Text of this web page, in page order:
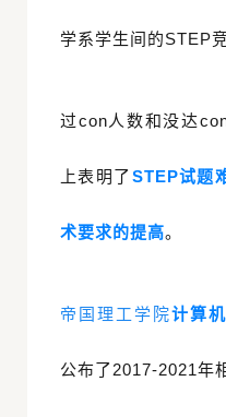
学系学生间的STEP
过con人数和没达
上表明了 STEP试题
术要求的提高。
帝国理工学院计算
公布了2017-2021年